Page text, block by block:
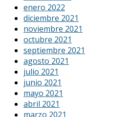
enero 2022
diciembre 2021
noviembre 2021
octubre 2021
septiembre 2021
agosto 2021
julio 2021
junio 2021
mayo 2021
abril 2021
marzo 2021